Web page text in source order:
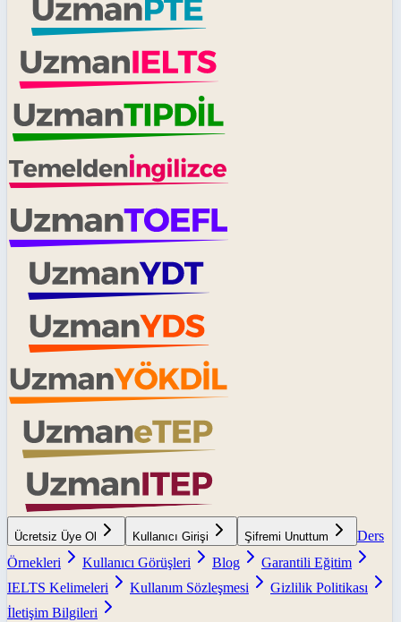
Ücretsiz Üye Ol Kullanıcı Girişi Şifremi Unuttum
Ders
Örnekleri
Kullanıcı Görüşleri Blog
Garantili Eğitim
IELTS Kelimeleri
Kullanım Sözleşmesi
Gizlilik Politikası
İletişim Bilgileri